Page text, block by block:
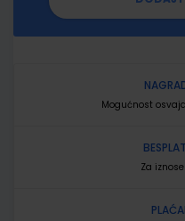
Mogućnost
Za